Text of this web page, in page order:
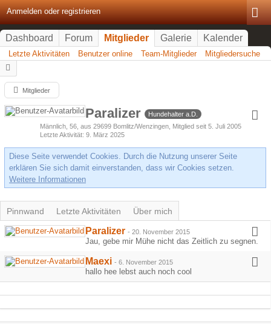
Anmelden oder registrieren
Dashboard Forum Mitglieder Galerie Kalender
Letzte Aktivitäten Benutzer online Team-Mitglieder Mitgliedersuche
Mitglieder
Paralizer
Hundehalter a.D.
Männlich 56 aus 29699 Bomlitz/Wenzingen Mitglied seit 5. Juli 2005
Letzte Aktivität 9. März 2025
Diese Seite verwendet Cookies. Durch die Nutzung unserer Seite
erklären Sie sich damit einverstanden, dass wir Cookies setzen.
Weitere Informationen
Pinnwand Letzte Aktivitäten Über mich
Paralizer - 20. November 2015
Jau, gebe mir Mühe nicht das Zeitlich zu segnen.
Maexi - 6. November 2015
hallo hee lebst auch noch cool